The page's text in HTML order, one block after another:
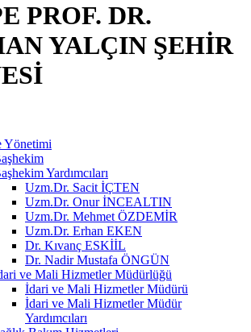
PROF. DR.
YALÇIN ŞEHİR
Yönetimi
Yardımcıları
Uzm.Dr. Sacit İÇTEN
Uzm.Dr. Onur İNCEALTIN
Uzm.Dr. Mehmet ÖZDEMİR
Uzm.Dr. Erhan EKEN
Dr. Kıvanç ESKİİL
Dr. Nadir Mustafa ÖNGÜN
ve Mali Hizmetler Müdürlüğü
İdari ve Mali Hizmetler Müdürü
İdari ve Mali Hizmetler Müdür
Yardımcıları